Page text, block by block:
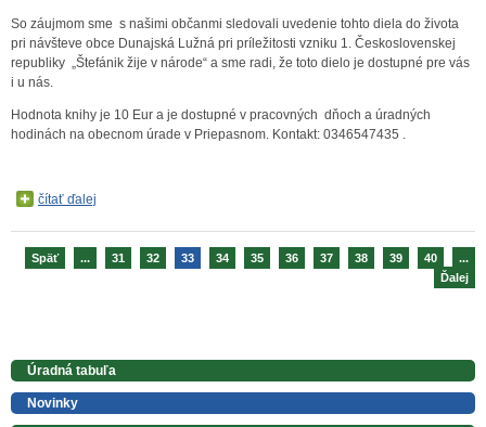
So záujmom sme s našimi občanmi sledovali uvedenie tohto diela do života
pri návšteve obce Dunajská Lužná pri príležitosti vzniku 1. Československej
republiky „Štefánik žije v národe“ a sme radi, že toto dielo je dostupné pre vás
i u nás.
Hodnota knihy je 10 Eur a je dostupné v pracovných dňoch a úradných
hodinách na obecnom úrade v Priepasnom. Kontakt: 0346547435 .
čítať ďalej
Späť ... 31 32 33 34 35 36 37 38 39 40
...
Ďalej
Úradná tabuľa
Novinky